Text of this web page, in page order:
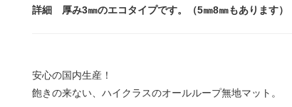
詳細 厚み3㎜のエコタイプです。（5㎜8㎜もあります）
安心の国内生産！
飽きの来ない、ハイクラスのオールループ無地マット。